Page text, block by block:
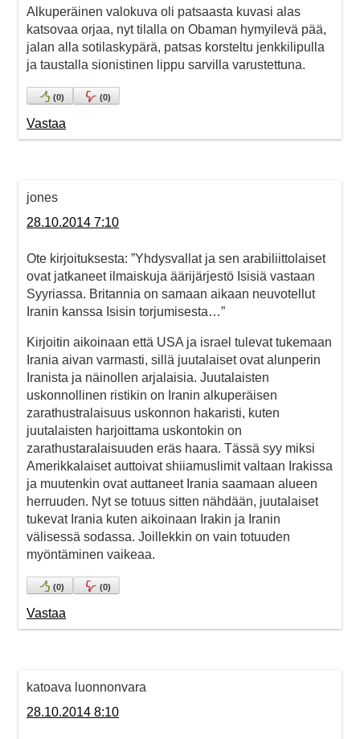
Alkuperäinen valokuva oli patsaasta kuvasi alas
katsovaa orjaa, nyt tilalla on Obaman hymyilevä pää,
jalan alla sotilaskypärä, patsas korsteltu jenkkilipulla
ja taustalla sionistinen lippu sarvilla varustettuna.
(0) (0)
Vastaa
jones
28.10.2014 7:10
Ote kirjoituksesta: ”Yhdysvallat ja sen arabiliittolaiset
ovat jatkaneet ilmaiskuja äärijärjestö Isisiä vastaan
Syyriassa. Britannia on samaan aikaan neuvotellut
Iranin kanssa Isisin torjumisesta…”
Kirjoitin aikoinaan että USA ja israel tulevat tukemaan
Irania aivan varmasti, sillä juutalaiset ovat alunperin
Iranista ja näinollen arjalaisia. Juutalaisten
uskonnollinen ristikin on Iranin alkuperäisen
zarathustralaisuus uskonnon hakaristi, kuten
juutalaisten harjoittama uskontokin on
zarathustaralaisuuden eräs haara. Tässä syy miksi
Amerikkalaiset auttoivat shiiamuslimit valtaan Irakissa
ja muutenkin ovat auttaneet Irania saamaan alueen
herruuden. Nyt se totuus sitten nähdään, juutalaiset
tukevat Irania kuten aikoinaan Irakin ja Iranin
välisessä sodassa. Joillekkin on vain totuuden
myöntäminen vaikeaa.
(0) (0)
Vastaa
katoava luonnonvara
28.10.2014 8:10